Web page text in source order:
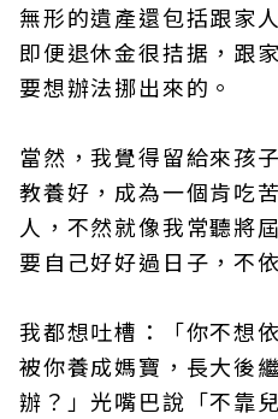
無形的遺產還包括跟家
即便退休金很拮据，跟
要想辦法挪出來的。
當然，我覺得留給來孩
教養好，成為一個肯吃
人，不然就像我常聽將
要自己好好過日子，不
我都想吐槽：「你不想
被你養成媽寶，長大後
辦？」光嘴巴說「不靠